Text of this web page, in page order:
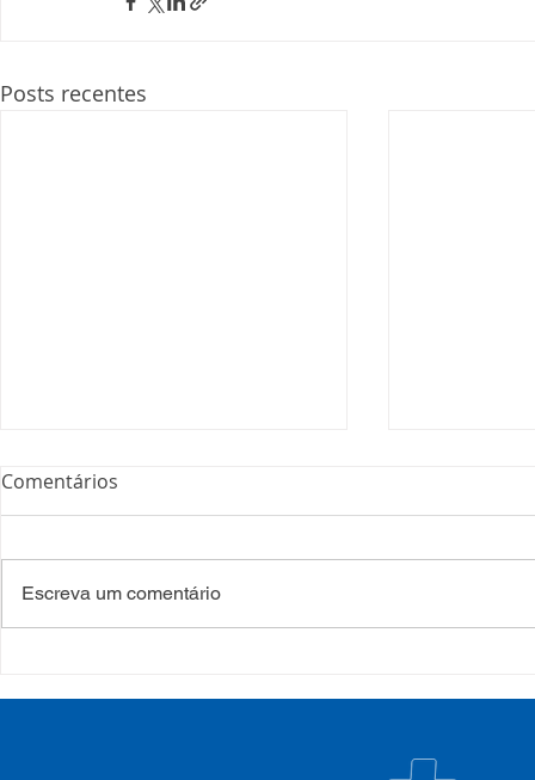
Posts recentes
001/2022
Comentários
Escreva um comentário